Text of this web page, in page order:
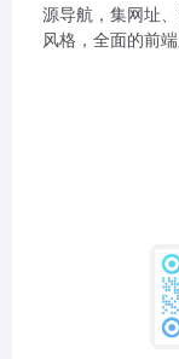
源导航，集网址
风格，全面的前